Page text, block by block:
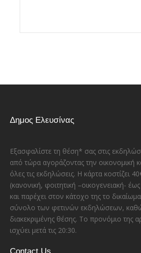
Δημος Ελευσίνας
Εξασφαλίστε τη θέση* σας στις
από τώρα αγοράζοντας την οικονομική
όλες τις εκδηλώσεις. Η κάρτα κοστίζει
(κανονική, φοιτητική –οικογενειακή-
και παρέχει στον κάτοχο της το
σύνολο των φετινών εκδηλώσεων,
διακεκριμένης θέσης. Το προνόμιο της
ισχύει μετά τις 20:30.